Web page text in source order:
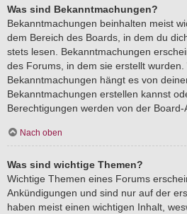
Was sind Bekanntmachungen?
Bekanntmachungen beinhalten meist
dem Bereich des Boards, in dem du
stets lesen. Bekanntmachungen
des Forums, in dem sie erstellt wurden.
Bekanntmachungen hängt es von
Bekanntmachungen erstellen kannst
Berechtigungen werden von der
Nach oben
Was sind wichtige Themen?
Wichtige Themen eines Forums
Ankündigungen und sind nur auf der
haben meist einen wichtigen Inhalt,